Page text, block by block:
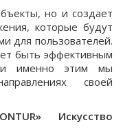
но и создает
которые будут
для пользователей.
быть эффективным
и именно этим мы
своей
Искусство